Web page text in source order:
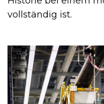
vollständig ist.